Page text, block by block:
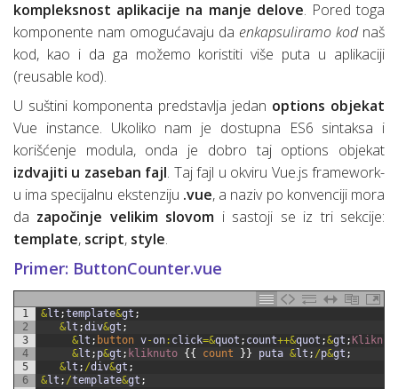
kompleksnost aplikacije na manje delove. Pored toga
komponente nam omogućavaju da enkapsuliramo kodnaš
kod, kao i da ga možemo koristiti više puta u aplikaciji
(reusable kod).
U suštini komponenta predstavlja jedan options objekat
Vue instance. Ukoliko nam je dostupna ES6 sintaksa i
korišćenje modula, onda je dobro taj options objekat
izdvajiti u zaseban fajl. Taj fajl u okviru Vue.js framework-
u ima specijalnu ekstenziju .vue, a naziv po konvenciji mora
da započinje velikim slovom i sastoji se iz tri sekcije:
template, script, style.
Primer: ButtonCounter.vue
1
2
3
4
5
6
&lt ;template&gt ;
&lt ;div&gt ;
&lt ; button v-on : click=&quot ; count++&quot ;&gt ;Klikni
&lt ; p&gt ; kliknuto {{ count }} puta &lt ; /p&gt ;
&lt ; /div&gt ;
&lt ; /template&gt ;